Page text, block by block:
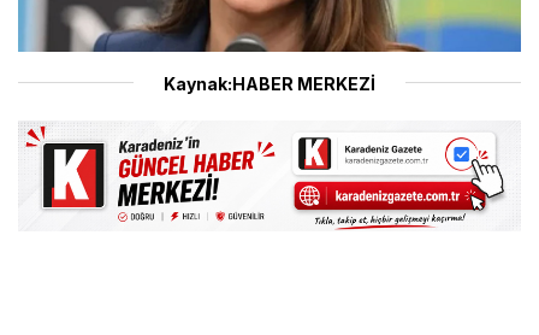
Kaynak:HABER MERKEZİ